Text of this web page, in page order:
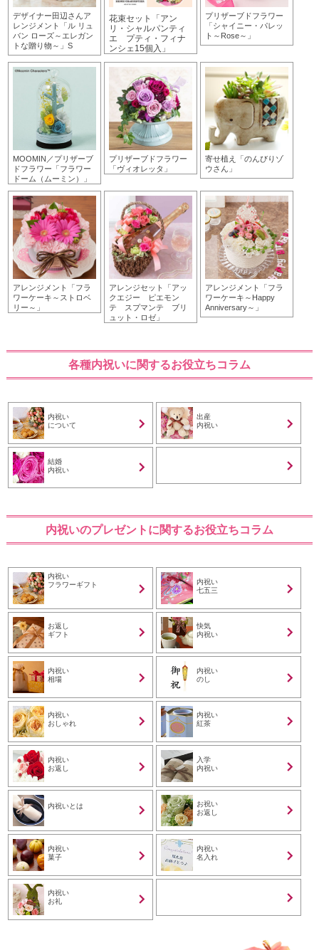
デザイナー田辺さんア
レンジメント「ル リュ
バン ローズ～エレガン
トな贈り物～」S
花束セット「アン
リ・シャルパンティ
エ プティ・フィナ
ンシェ15個入」
プリザーブドフラワー
「シャイニー・パレッ
ト～Rose～」
MOOMIN／プリザーブ
ドフラワー「フラワー
ドーム（ムーミン）」
プリザーブドフラワー
「ヴィオレッタ」
寄せ植え「のんびりゾ
ウさん」
アレンジメント「フラ
ワーケーキ～ストロベ
リー～」
アレンジセット「アッ
クエジー ピエモン
テ スプマンテ ブリ
ュット・ロゼ」
アレンジメント「フラ
ワーケーキ～Happy
Anniversary～」
各種内祝いに関するお役立ちコラム
内祝い
について
出産
内祝い
結婚
内祝い
内祝いのプレゼントに関するお役立ちコラム
内祝い
フラワーギフト
内祝い
七五三
お返し
ギフト
快気
内祝い
内祝い
相場
内祝い
のし
内祝い
おしゃれ
内祝い
紅茶
内祝い
お返し
入学
内祝い
内祝いとは
お祝い
お返し
内祝い
菓子
内祝い
名入れ
内祝い
お礼